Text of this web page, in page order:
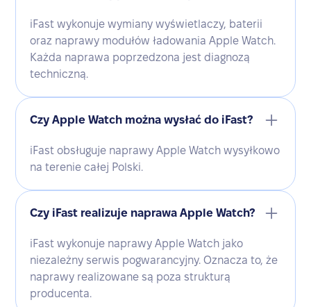
iFast wykonuje wymiany wyświetlaczy, baterii
oraz naprawy modułów ładowania Apple Watch.
Każda naprawa poprzedzona jest diagnozą
techniczną.
Czy Apple Watch można wysłać do iFast?
iFast obsługuje naprawy Apple Watch wysyłkowo
na terenie całej Polski.
Czy iFast realizuje naprawa Apple Watch?
iFast wykonuje naprawy Apple Watch jako
niezależny serwis pogwarancyjny. Oznacza to, że
naprawy realizowane są poza strukturą
producenta.